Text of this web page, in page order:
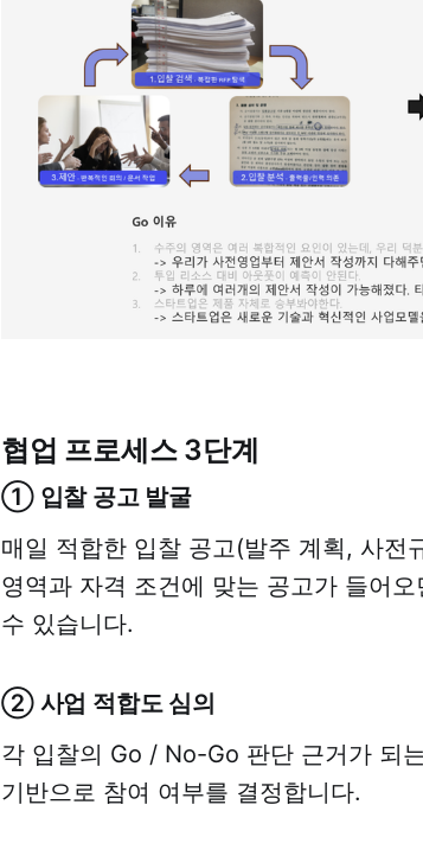
협업 프로세스 3단계
① 입찰 공고 발굴
매일 적합한 입찰 공고(발주 계획, 사전
영역과 자격 조건에 맞는 공고가 들어
수 있습니다.
② 사업 적합도 심의
각 입찰의 Go / No-Go 판단 근거가 되
기반으로 참여 여부를 결정합니다.